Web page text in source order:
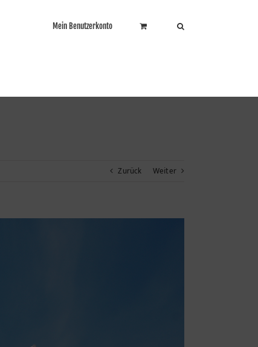
Mein Benutzerkonto
Zurück Weiter